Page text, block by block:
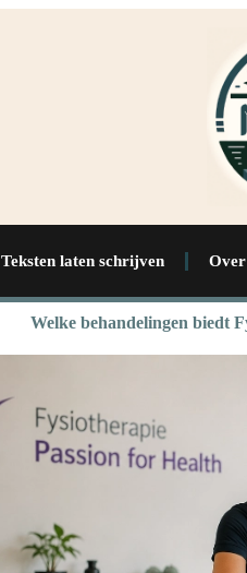
Teksten laten schrijven Over
Welke behandelingen biedt